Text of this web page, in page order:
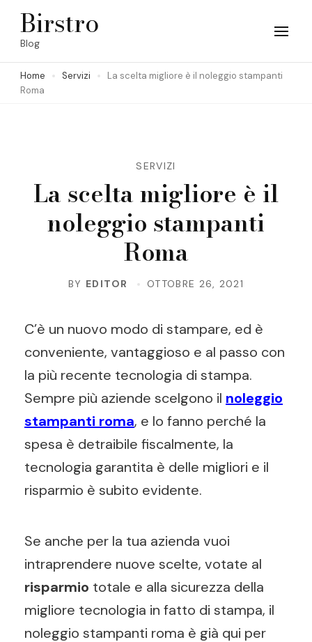
Skip
(Press
Birstro
Blog
Home Servizi
La scelta migliore è il noleggio stampanti
Roma
SERVIZI
La scelta migliore è il
noleggio stampanti
Roma
BY EDITOR OTTOBRE 26, 2021
C’è un nuovo modo di stampare, ed è
conveniente, vantaggioso e al passo con
la più recente tecnologia di stampa.
Sempre più aziende scelgono il noleggio
stampanti roma, e lo fanno perché la
spesa è detraibile fiscalmente, la
tecnologia garantita è delle migliori e il
risparmio è subito evidente.
Se anche per la tua azienda vuoi
intraprendere nuove scelte, votate al
risparmio totale e alla sicurezza della
migliore tecnologia in fatto di stampa, il
noleggio stampanti roma è già qui per